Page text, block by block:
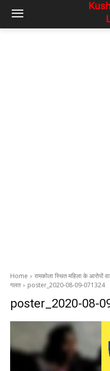
Home
रामकोला स्थित महिला के आरोपों
गलत
poster_2020-08-09-071324
poster_2020-08-